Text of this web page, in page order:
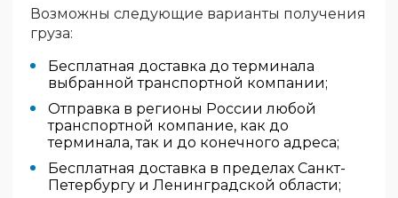
Возможны следующие варианты получения
груза:
Бесплатная доставка до терминала
выбранной транспортной компании;
Отправка в регионы России любой
транспортной компание, как до
терминала, так и до конечного адреса;
Бесплатная доставка в пределах Санкт-
Петербургу и Ленинградской области;